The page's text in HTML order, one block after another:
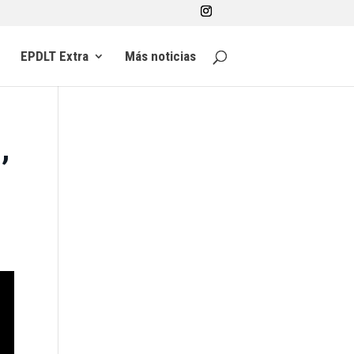
EPDLT Extra Más noticias